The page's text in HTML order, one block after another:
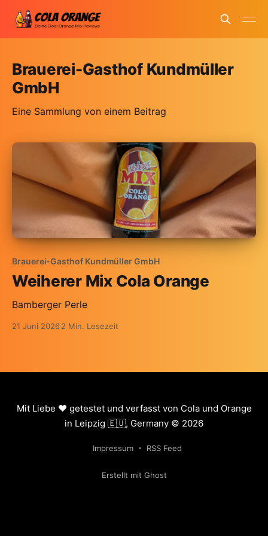
Brauerei-Gasthof Kundmüller
GmbH
Eine Sammlung von einem Beitrag
Brauerei-Gasthof Kundmüller GmbH
Weiherer Mix Cola Orange
Bamberger Perle
21 Juni 20262 Min. Lesezeit
Mit Liebe ❤️ getestet und verfasst von Cola und Orange
in Leipzig 🇪🇺, Germany © 2026
Impressum RSS Feed
Erstellt mit Ghost